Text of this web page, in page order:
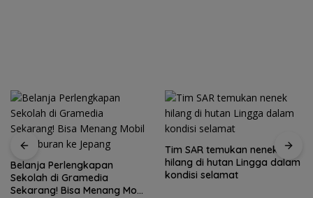
Belanja Perlengkapan
Sekolah di Gramedia
Sekarang! Bisa Menang Mobil
Tim SAR temukan nenek
hilang di hutan Lingga dalam
kondisi selamat